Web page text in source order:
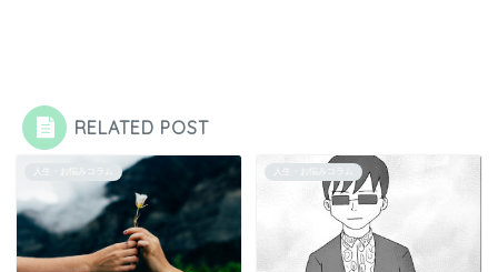
RELATED POST
人生・お悩みコラム 人生・お悩みコラム